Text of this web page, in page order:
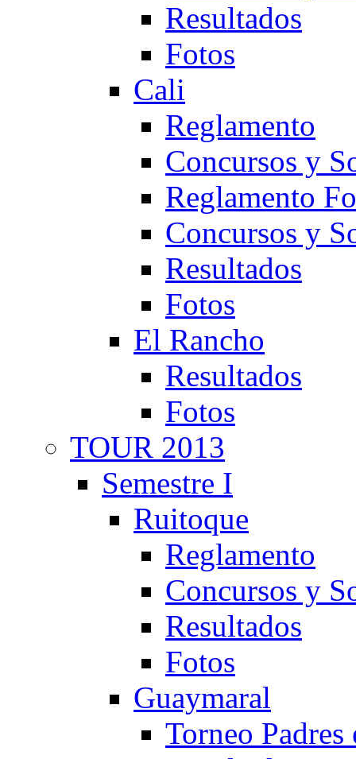
Resultados
Fotos
Cali
Reglamento
Concursos y
Reglamento
Concursos y
Resultados
Fotos
El Rancho
Resultados
Fotos
TOUR 2013
Semestre I
Ruitoque
Reglamento
Concursos y
Resultados
Fotos
Guaymaral
Torneo